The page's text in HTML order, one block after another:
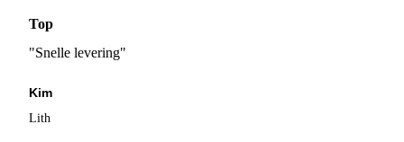
Top
"Snelle levering"
Kim
Lith